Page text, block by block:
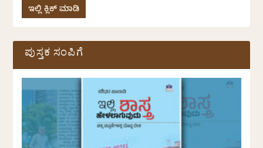
ಇಲ್ಲಿ ಕ್ಲಿಕ್ ಮಾಡಿ
ಪುಸ್ತಕ ಸಂಪಿಗೆ